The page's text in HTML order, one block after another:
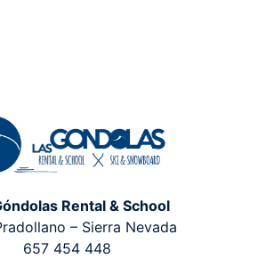
Rental & School
– Sierra Nevada
657 454 448